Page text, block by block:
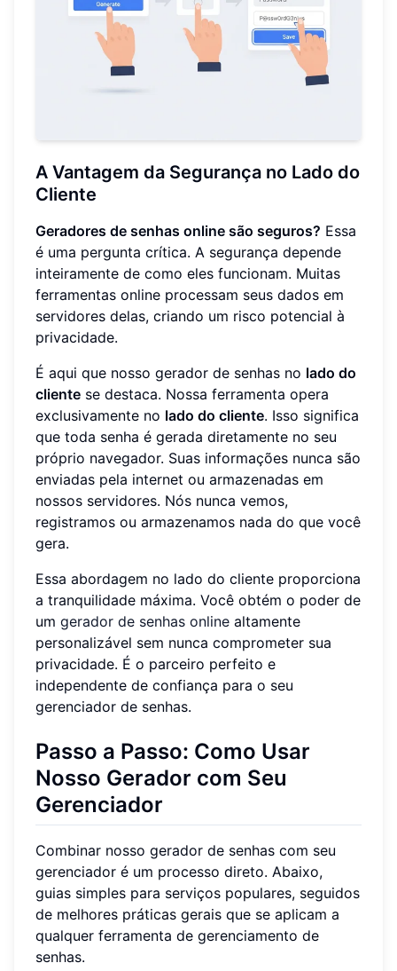
A Vantagem da Segurança no Lado do
Cliente
Geradores de senhas online são seguros? Essa
é uma pergunta crítica. A segurança depende
inteiramente de como eles funcionam. Muitas
ferramentas online processam seus dados em
servidores delas, criando um risco potencial à
privacidade.
É aqui que nosso gerador de senhas no lado do
cliente se destaca. Nossa ferramenta opera
exclusivamente no lado do cliente. Isso significa
que toda senha é gerada diretamente no seu
próprio navegador. Suas informações nunca são
enviadas pela internet ou armazenadas em
nossos servidores. Nós nunca vemos,
registramos ou armazenamos nada do que você
gera.
Essa abordagem no lado do cliente proporciona
a tranquilidade máxima. Você obtém o poder de
um gerador de senhas online altamente
personalizável sem nunca comprometer sua
privacidade. É o parceiro perfeito e
independente de confiança para o seu
gerenciador de senhas.
Passo a Passo: Como Usar
Nosso Gerador com Seu
Gerenciador
Combinar nosso gerador de senhas com seu
gerenciador é um processo direto. Abaixo,
guias simples para serviços populares, seguidos
de melhores práticas gerais que se aplicam a
qualquer ferramenta de gerenciamento de
senhas.